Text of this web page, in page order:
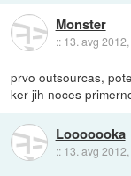
Monster
:: 13. avg
prvo outsourcas,
ker jih noces
Looooooka
:: 13. avg